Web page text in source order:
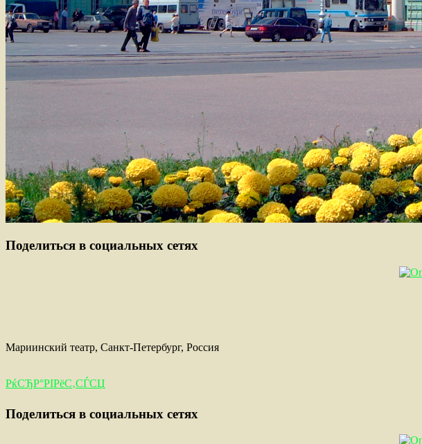
Поделиться в социальных сетях
Мариинский театр, Санкт-Петербург, Россия
РќСЂР°РІРёС‚СЃСЏ
Поделиться в социальных сетях